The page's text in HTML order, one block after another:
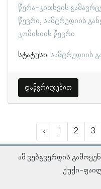
წერა-კითხვის
წევრი სამტრედიის
კომისიის წევრი
სტატუსი: სამტრედიის
დაწვრილებით
‹ 1 2 3
ამ ვებგვერდის
ქუქი-